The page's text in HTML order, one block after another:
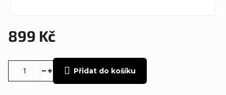
899 Kč
Přidat do košíku